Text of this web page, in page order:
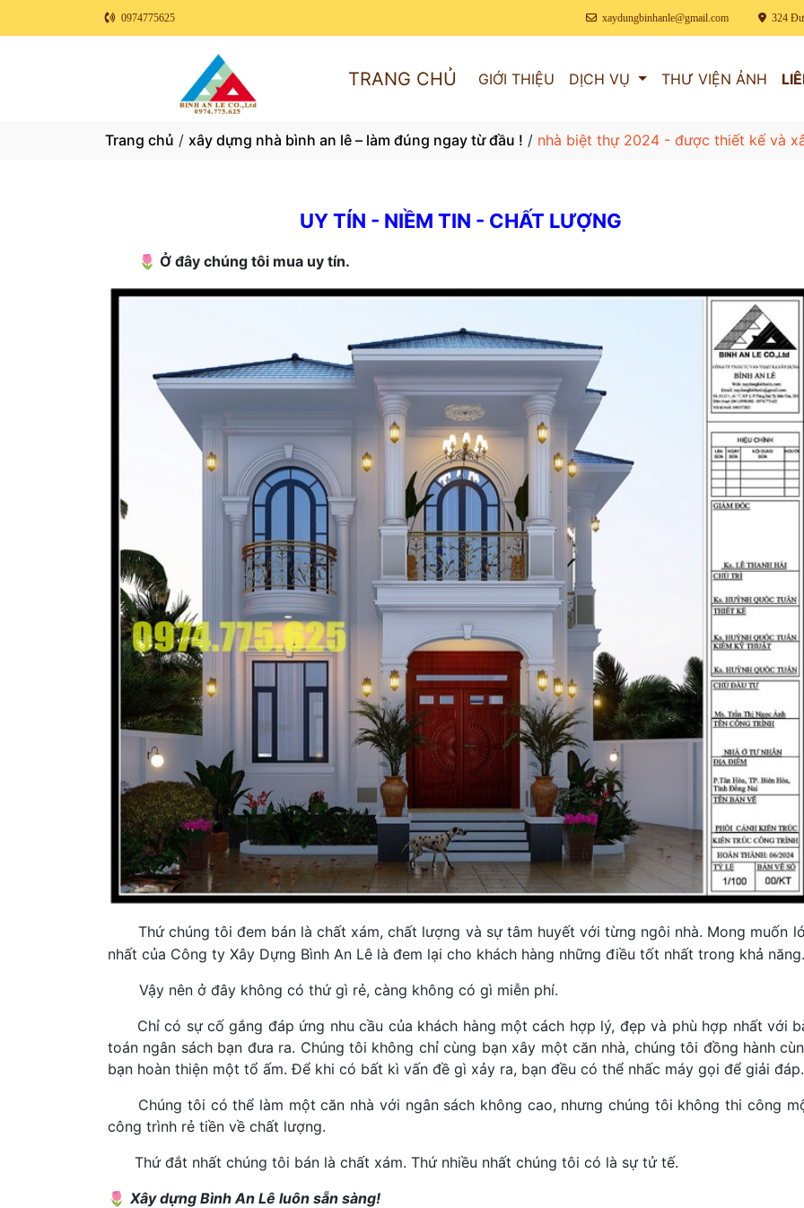
0974775625 xaydungbinhanle@gmail.com 324
TRANG CHỦ GIỚI THIỆU DỊCH VỤ THƯ VIỆN ẢNH
Trang chủ / xây dựng nhà bình an lê – làm đúng ngay từ đầu ! / nhà biệt thự 2024 - được thiết kế và
UY TÍN - NIỀM TIN - CHẤT LƯỢNG
🌷 Ở đây chúng tôi mua uy tín.
Thứ chúng tôi đem bán là chất xám, chất lượng và sự tâm huyết với từng ngôi nhà. Mong muốn
nhất của Công ty Xây Dựng Bình An Lê là đem lại cho khách hàng những điều tốt nhất trong khả năng.
Vậy nên ở đây không có thứ gì rẻ, càng không có gì miễn phí.
Chỉ có sự cố gắng đáp ứng nhu cầu của khách hàng một cách hợp lý, đẹp và phù hợp nhất với
toán ngân sách bạn đưa ra. Chúng tôi không chỉ cùng bạn xây một căn nhà, chúng tôi đồng hành
bạn hoàn thiện một tổ ấm. Để khi có bất kì vấn đề gì xảy ra, bạn đều có thể nhấc máy gọi để giải đáp.
Chúng tôi có thể làm một căn nhà với ngân sách không cao, nhưng chúng tôi không thi công
công trình rẻ tiền về chất lượng.
Thứ đắt nhất chúng tôi bán là chất xám. Thứ nhiều nhất chúng tôi có là sự tử tế.
🌷 Xây dựng Bình An Lê luôn sẵn sàng!